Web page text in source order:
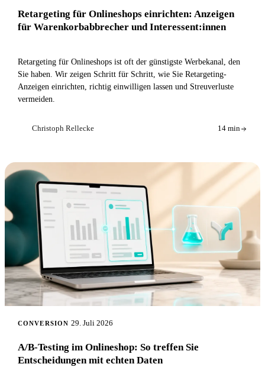
Retargeting für Onlineshops einrichten: Anzeigen
für Warenkorbabbrecher und Interessent:innen
Retargeting für Onlineshops ist oft der günstigste Werbekanal, den
Sie haben. Wir zeigen Schritt für Schritt, wie Sie Retargeting-
Anzeigen einrichten, richtig einwilligen lassen und Streuverluste
vermeiden.
Christoph Rellecke 14 min
CONVERSION 29. Juli 2026
A/B-Testing im Onlineshop: So treffen Sie
Entscheidungen mit echten Daten